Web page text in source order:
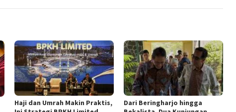
Haji dan Umrah Makin Praktis,
Dari Beringharjo hingga